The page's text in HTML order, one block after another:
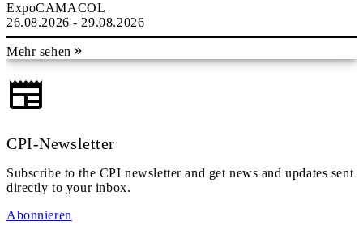
ExpoCAMACOL
26.08.2026 - 29.08.2026
Mehr sehen
CPI-Newsletter
Subscribe to the CPI newsletter and get news and updates sent
directly to your inbox.
Abonnieren